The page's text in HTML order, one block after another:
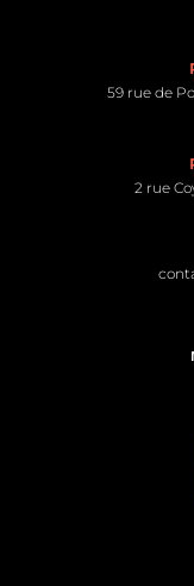
59 rue de
2 rue